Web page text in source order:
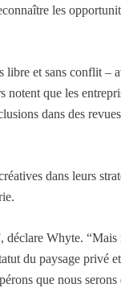
les
libre et sans conflit –
notent que les
dans des
dans leurs
déclare Whyte. “Mais
du paysage privé
que nous